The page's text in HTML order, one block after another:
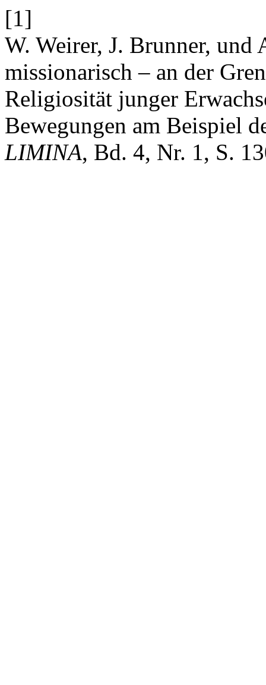
[1]
W. Weirer, J. Brunner, und
missionarisch – an der
Religiosität junger
Bewegungen am Beispiel
LIMINA, Bd. 4, Nr. 1, S.